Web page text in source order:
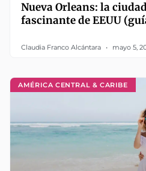
Nueva Orleans: la
fascinante de EEUU
Claudia Franco Alcántara mayo 5,
AMÉRICA CENTRAL & CARIBE